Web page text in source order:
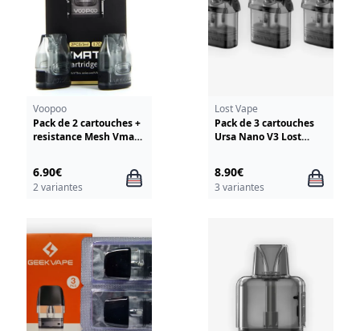
Voopoo
Pack de 2 cartouches +
resistance Mesh Vmate
6.90€
2 variantes
Lost Vape
Pack de 3 cartouches
Ursa Nano V3 Lost
8.90€
3 variantes